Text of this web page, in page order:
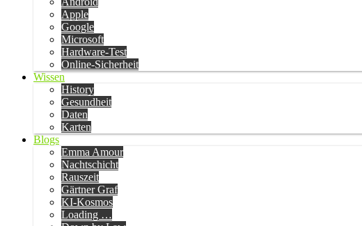
Apple
Google
Microsoft
Hardware-Test
Online-Sicherheit
Wissen
History
Gesundheit
Daten
Karten
Blogs
Emma Amour
Nachtschicht
Rauszeit
Gärtner Graf
KI-Kosmos
Loading …